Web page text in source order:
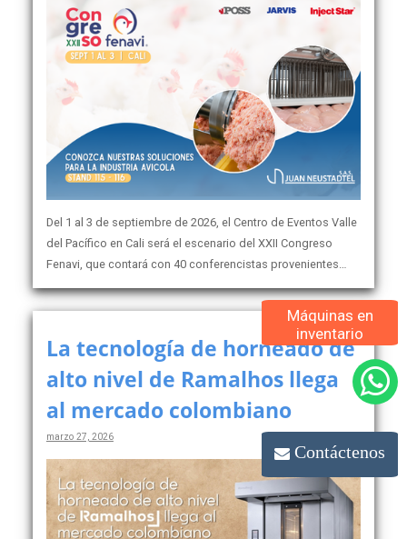
Contáctenos
Máquinas en
inventario
Del 1 al 3 de septiembre de 2026, el Centro de Eventos Valle
del Pacífico en Cali será el escenario del XXII Congreso
Fenavi, que contará con 40 conferencistas provenientes…
La tecnología de horneado de
alto nivel de Ramalhos llega
al mercado colombiano
marzo 27, 2026